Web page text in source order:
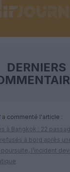
DERNIERS
a commenté l'article :
à Bangkok : 22
à bord après
l’incident